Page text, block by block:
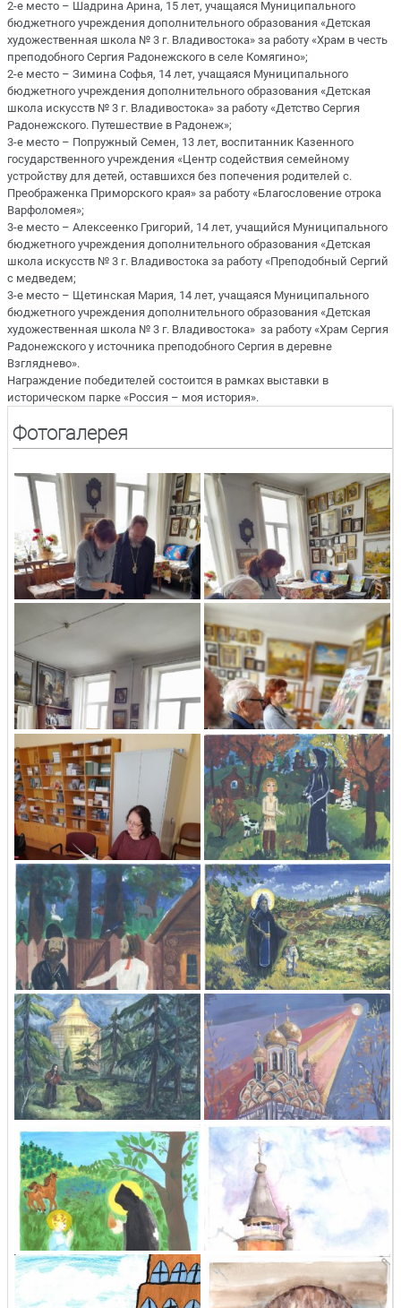
2-е место – Шадрина Арина, 15 лет, учащаяся Муниципального
бюджетного учреждения дополнительного образования «Детская
художественная школа № 3 г. Владивостока» за работу «Храм в честь
преподобного Сергия Радонежского в селе Комягино»;
2-е место – Зимина Софья, 14 лет, учащаяся Муниципального
бюджетного учреждения дополнительного образования «Детская
школа искусств № 3 г. Владивостока» за работу «Детство Сергия
Радонежского. Путешествие в Радонеж»;
3-е место – Попружный Семен, 13 лет, воспитанник Казенного
государственного учреждения «Центр содействия семейному
устройству для детей, оставшихся без попечения родителей с.
Преображенка Приморского края» за работу «Благословение отрока
Варфоломея»;
3-е место – Алексеенко Григорий, 14 лет, учащийся Муниципального
бюджетного учреждения дополнительного образования «Детская
школа искусств № 3 г. Владивостока за работу «Преподобный Сергий
с медведем;
3-е место – Щетинская Мария, 14 лет, учащаяся Муниципального
бюджетного учреждения дополнительного образования «Детская
художественная школа № 3 г. Владивостока» за работу «Храм Сергия
Радонежского у источника преподобного Сергия в деревне
Взгляднево».
Награждение победителей состоится в рамках выставки в
историческом парке «Россия – моя история».
Фотогалерея